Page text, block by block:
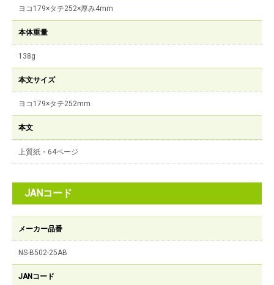
ヨコ179×タテ252×厚み4mm
本体重量
138g
本文サイズ
ヨコ179×タテ252mm
本文
上質紙・64ページ
JANコード
メーカー品番
NS-B502-25AB
JANコード